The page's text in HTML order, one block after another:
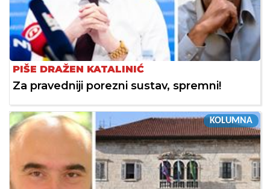
PIŠE DRAŽEN KATALINIĆ
Za pravedniji porezni sustav, spremni!
KOLUMNA